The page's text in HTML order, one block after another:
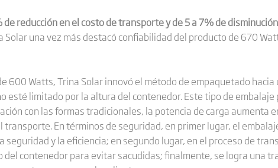
reducción en el costo de transporte y de 5 a 7% de
una vez más destacó confiabilidad del producto de 670
600 Watts, Trina Solar innovó el método de empaquetado
esté limitado por la altura del contenedor. Este tipo de
con las formas tradicionales, la potencia de carga aumenta
transporte. En términos de seguridad, en primer lugar, el
y la eficiencia; en segundo lugar, en el proceso de
del contenedor para evitar sacudidas; finalmente, se logra una